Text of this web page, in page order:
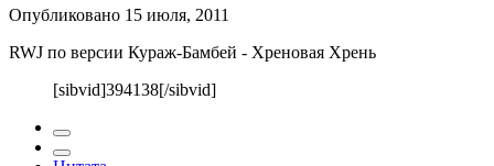
Опубликовано 15 июля, 2011
RWJ по версии Кураж-Бамбей - Хреновая Хрень
[sibvid]394138[/sibvid]